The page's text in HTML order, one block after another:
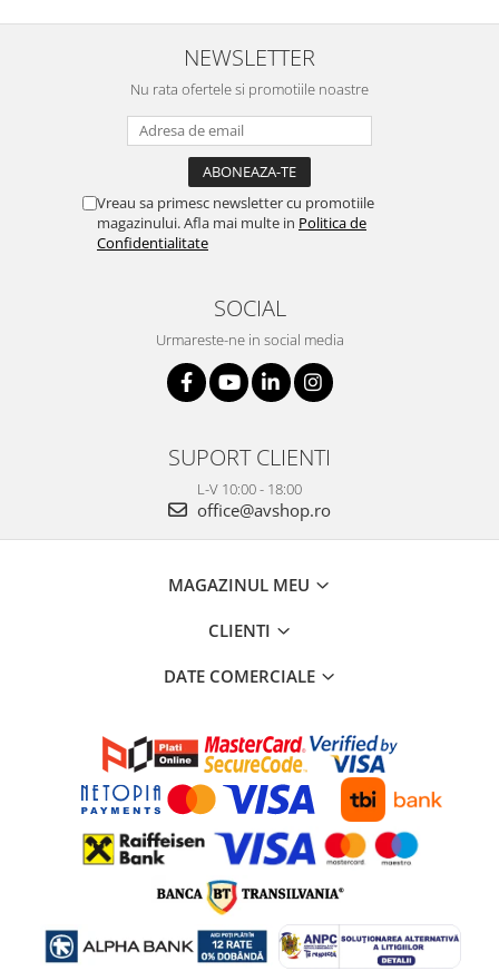
NEWSLETTER
Nu rata ofertele si promotiile noastre
Vreau sa primesc newsletter cu promotiile
magazinului. Afla mai multe in Politica de
Confidentialitate
SOCIAL
Urmareste-ne in social media
SUPORT CLIENTI
L-V 10:00 - 18:00
office@avshop.ro
MAGAZINUL MEU
CLIENTI
DATE COMERCIALE